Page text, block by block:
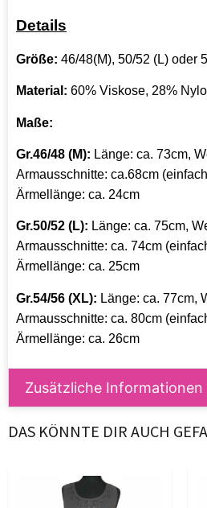
Details
Größe: 46/48(M), 50/52 (L) oder
Material: 60% Viskose, 28%
Maße:
Gr.46/48 (M): Länge: ca. 73cm,
Armausschnitte: ca.68cm
Ärmellänge: ca. 24cm
Gr.50/52 (L): Länge: ca. 75cm,
Armausschnitte: ca. 74cm
Ärmellänge: ca. 25cm
Gr.54/56 (XL): Länge: ca. 77cm,
Armausschnitte: ca. 80cm
Ärmellänge: ca. 26cm
Zusätzliche Informationen
DAS KÖNNTE DIR AUCH